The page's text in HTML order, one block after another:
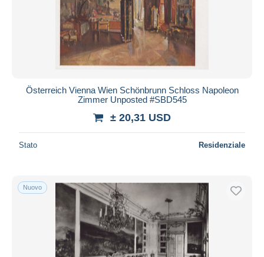
Österreich Vienna Wien Schönbrunn Schloss Napoleon
Zimmer Unposted #SBD545
± 20,31 USD
Stato Residenziale
Nuovo